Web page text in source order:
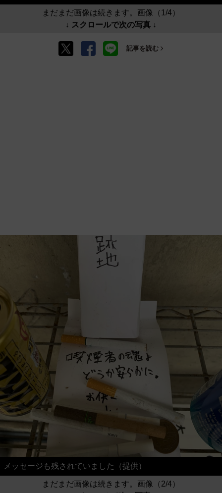
まだまだ画像は続きます。画像（1/4）
↓ スクロールで次の写真 ↓
記事を読む
メッセージも残されていました（提供）
まだまだ画像は続きます。画像（2/4）